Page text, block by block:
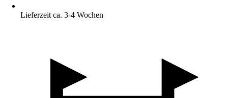
Lieferzeit ca. 3-4 Wochen